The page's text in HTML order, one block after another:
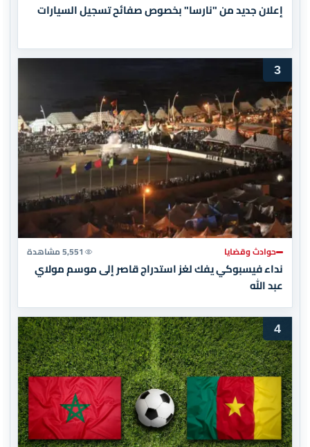
إعلان جديد من "نارسا" بخصوص صفائح تسجيل السيارات
3
حوادث وقضايا 5,551 مشاهدة
نداء فيسبوكي يفك لغز استدراج قاصر إلى موسم مولاي
عبد الله
4